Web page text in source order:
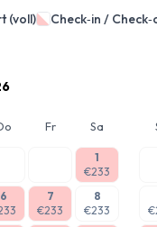
(voll) Check‑in /
Fr Sa
1
€233
6
7
€233
8
€233